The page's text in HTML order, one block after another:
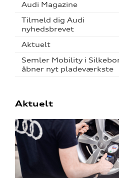
Audi Magazine
Tilmeld dig Audi
nyhedsbrevet
Aktuelt
Semler Mobility i
åbner nyt pladeværkste
Aktuelt